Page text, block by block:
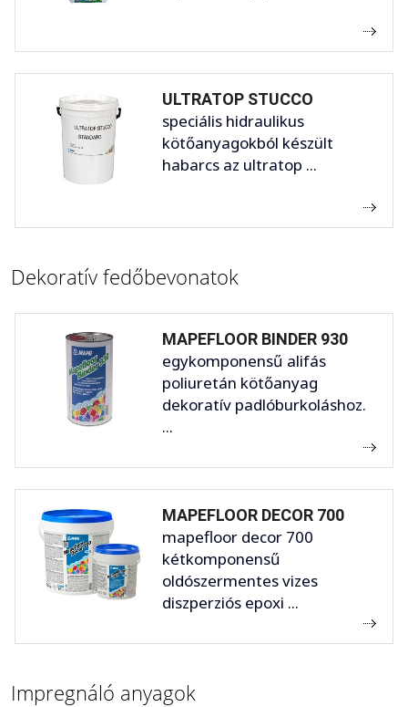
ULTRATOP STUCCO
speciális hidraulikus
kötőanyagokból készült
habarcs az ultratop ...
Dekoratív fedőbevonatok
MAPEFLOOR BINDER 930
egykomponensű alifás
poliuretán kötőanyag
dekoratív padlóburkoláshoz.
...
MAPEFLOOR DECOR 700
mapefloor decor 700
kétkomponensű
oldószermentes vizes
diszperziós epoxi ...
Impregnáló anyagok